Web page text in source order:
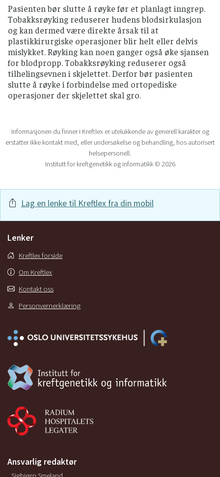
Pasienten bør slutte å røyke før et planlagt inngrep.
Tobakksrøyking reduserer hudens blodsirkulasjon
og kan dermed være direkte årsak til at
plastikkirurgiske operasjoner blir helt eller delvis
mislykket. Røyking kan noen ganger også øke sjansen
for blodpropp. Tobakksrøyking reduserer også
tilhelingsevnen i skjelettet. Derfor bør pasienten
slutte å røyke i forbindelse med ortopediske
operasjoner der skjelettet skal gro.
Informasjonen du finner i Kreftlex er utelukkende av generell karakter og
erstatter ikke kontakt med, eller undersøkelse og behandling, hos autorisert
helsepersonell.
Institutt for kreftgenetikk og informatikk © 2026
Lag en lenke til Kreftlex fra din mobil
Lenker
Kreftlex forside
Om Kreftlex
Kontakt oss
Personvernerklæring
Ansvarlig redaktør